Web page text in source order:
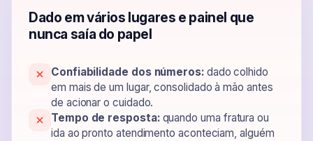
Dado em vários lugares e painel que
nunca saía do papel
Confiabilidade dos números:dado colhido
em mais de um lugar, consolidado à mão antes
de acionar o cuidado.
Tempo de resposta:quando uma fratura ou
ida ao pronto atendimento aconteciam, alguém